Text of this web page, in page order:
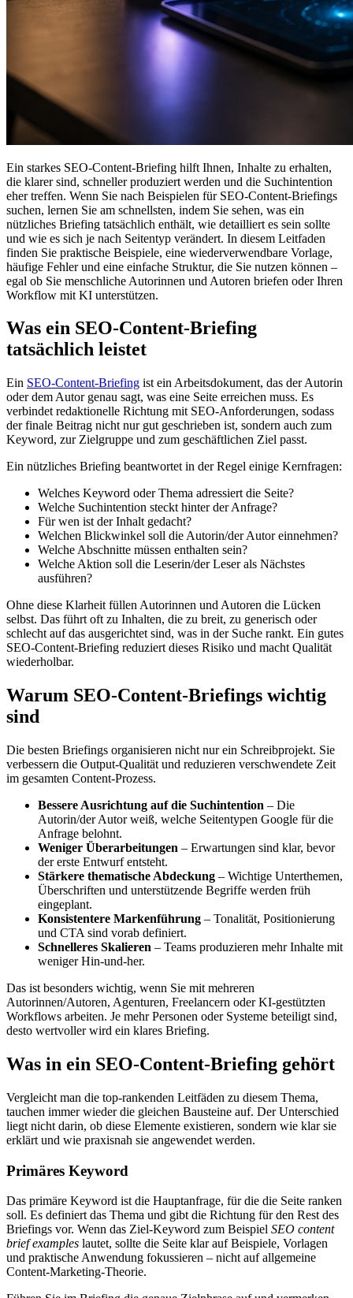
Ein starkes SEO-Content-Briefing hilft Ihnen, Inhalte zu erhalten,
die klarer sind, schneller produziert werden und die Suchintention
eher treffen. Wenn Sie nach Beispielen für SEO-Content-Briefings
suchen, lernen Sie am schnellsten, indem Sie sehen, was ein
nützliches Briefing tatsächlich enthält, wie detailliert es sein sollte
und wie es sich je nach Seitentyp verändert. In diesem Leitfaden
finden Sie praktische Beispiele, eine wiederverwendbare Vorlage,
häufige Fehler und eine einfache Struktur, die Sie nutzen können –
egal ob Sie menschliche Autorinnen und Autoren briefen oder Ihren
Workflow mit KI unterstützen.
Was ein SEO-Content-Briefing
tatsächlich leistet
Ein SEO-Content-Briefing ist ein Arbeitsdokument, das der Autorin
oder dem Autor genau sagt, was eine Seite erreichen muss. Es
verbindet redaktionelle Richtung mit SEO-Anforderungen, sodass
der finale Beitrag nicht nur gut geschrieben ist, sondern auch zum
Keyword, zur Zielgruppe und zum geschäftlichen Ziel passt.
Ein nützliches Briefing beantwortet in der Regel einige Kernfragen:
Welches Keyword oder Thema adressiert die Seite?
Welche Suchintention steckt hinter der Anfrage?
Für wen ist der Inhalt gedacht?
Welchen Blickwinkel soll die Autorin/der Autor einnehmen?
Welche Abschnitte müssen enthalten sein?
Welche Aktion soll die Leserin/der Leser als Nächstes
ausführen?
Ohne diese Klarheit füllen Autorinnen und Autoren die Lücken
selbst. Das führt oft zu Inhalten, die zu breit, zu generisch oder
schlecht auf das ausgerichtet sind, was in der Suche rankt. Ein gutes
SEO-Content-Briefing reduziert dieses Risiko und macht Qualität
wiederholbar.
Warum SEO-Content-Briefings wichtig
sind
Die besten Briefings organisieren nicht nur ein Schreibprojekt. Sie
verbessern die Output-Qualität und reduzieren verschwendete Zeit
im gesamten Content-Prozess.
Bessere Ausrichtung auf die Suchintention – Die
Autorin/der Autor weiß, welche Seitentypen Google für die
Anfrage belohnt.
Weniger Überarbeitungen – Erwartungen sind klar, bevor
der erste Entwurf entsteht.
Stärkere thematische Abdeckung – Wichtige Unterthemen,
Überschriften und unterstützende Begriffe werden früh
eingeplant.
Konsistentere Markenführung – Tonalität, Positionierung
und CTA sind vorab definiert.
Schnelleres Skalieren – Teams produzieren mehr Inhalte mit
weniger Hin-und-her.
Das ist besonders wichtig, wenn Sie mit mehreren
Autorinnen/Autoren, Agenturen, Freelancern oder KI-gestützten
Workflows arbeiten. Je mehr Personen oder Systeme beteiligt sind,
desto wertvoller wird ein klares Briefing.
Was in ein SEO-Content-Briefing gehört
Vergleicht man die top-rankenden Leitfäden zu diesem Thema,
tauchen immer wieder die gleichen Bausteine auf. Der Unterschied
liegt nicht darin, ob diese Elemente existieren, sondern wie klar sie
erklärt und wie praxisnah sie angewendet werden.
Primäres Keyword
Das primäre Keyword ist die Hauptanfrage, für die die Seite ranken
soll. Es definiert das Thema und gibt die Richtung für den Rest des
Briefings vor. Wenn das Ziel-Keyword zum Beispiel SEO content
brief examples lautet, sollte die Seite klar auf Beispiele, Vorlagen
und praktische Anwendung fokussieren – nicht auf allgemeine
Content-Marketing-Theorie.